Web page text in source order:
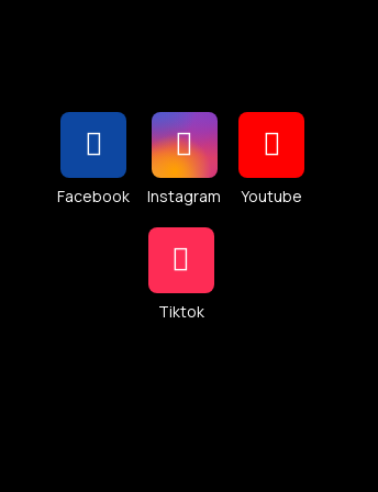
Facebook Instagram Youtube
Tiktok